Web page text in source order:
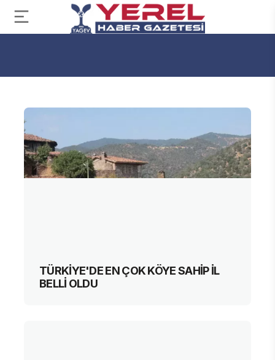
TÜRKİYE'DE EN ÇOK KÖYE SAHİP İL
BELLİ OLDU